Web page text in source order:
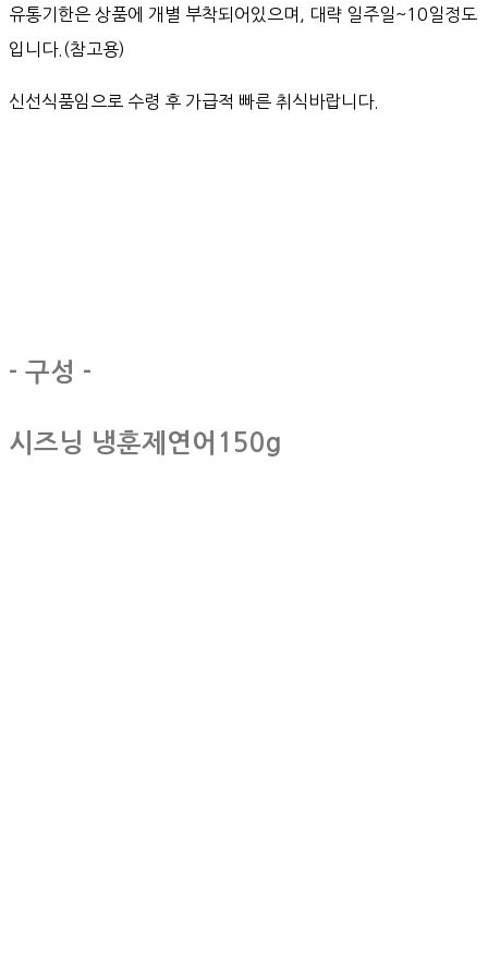
유통기한은 상품에 개별 부착되어있으며, 대략 일주일~10일정도
입니다.(참고용)
신선식품임으로 수령 후 가급적 빠른 취식바랍니다.
- 구성 -
시즈닝 냉훈제연어150g